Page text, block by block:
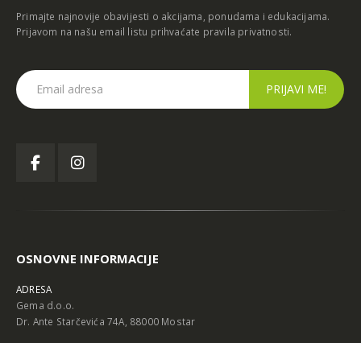
Primajte najnovije obavijesti o akcijama, ponudama i edukacijama.
Prijavom na našu email listu prihvaćate pravila privatnosti.
OSNOVNE INFORMACIJE
ADRESA
Gema d.o.o.
Dr. Ante Starčevića 74A, 88000 Mostar